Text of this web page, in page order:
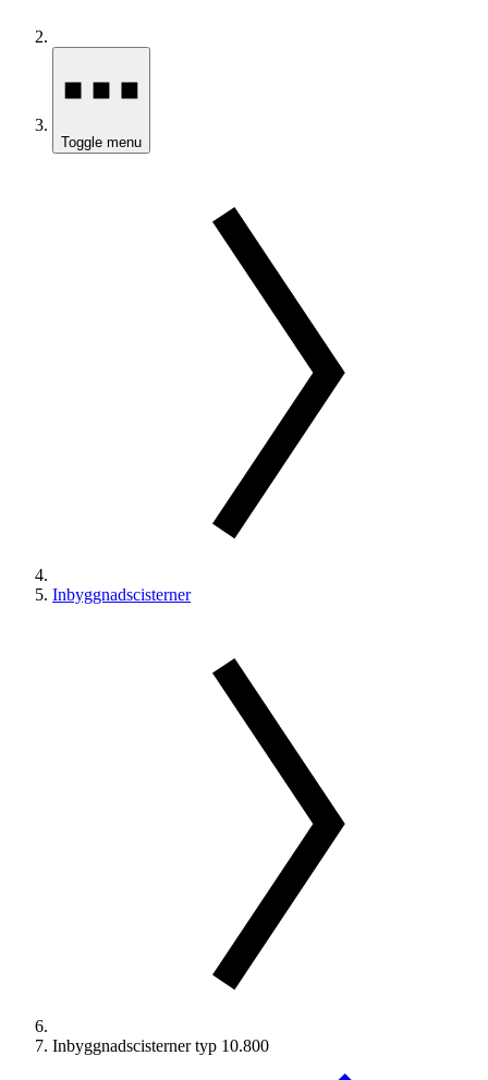
Toggle menu
Inbyggnadscisterner
Inbyggnadscisterner typ 10.800